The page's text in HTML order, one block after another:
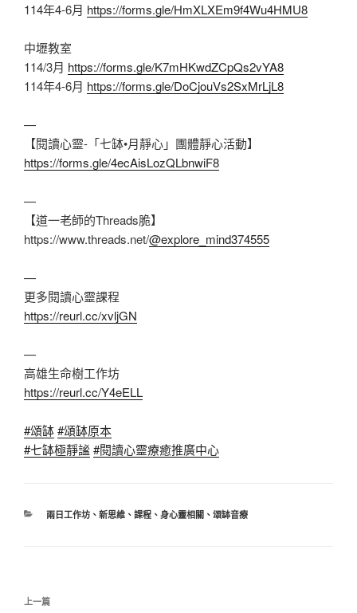
114年4-6月 https://forms.gle/HmXLXEm9f4Wu4HMU8
中壢教室
114/3月 https://forms.gle/K7mHKwdZCpQs2vYA8
114年4-6月 https://forms.gle/DoCjouVs2SxMrLjL8
—
【閱讀心靈-「七缽•月靜心」團體靜心活動】
https://forms.gle/4ecAisLozQLbnwiF8
—
【道一老師的Threads脆】
https://www.threads.net/@explore_mind374555
—
更多閱讀心靈課程
https://reurl.cc/xvljGN
—
高雄生命樹工作坊
https://reurl.cc/Y4eELL
#頌缽#頌缽原本
#七缽極靜謐#閱讀心靈療癒推廣中心
分
兩日工作坊、 新思維、 課程、 身心靈相關 、 頌缽音療
文
上
上一篇